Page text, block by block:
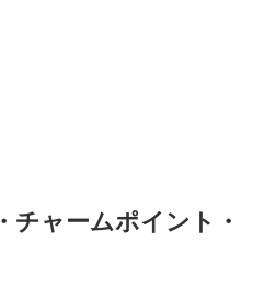
チャームポイント・